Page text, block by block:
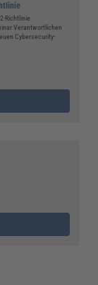
Richtlinie
Verantwortlichen
Cybersecurity-